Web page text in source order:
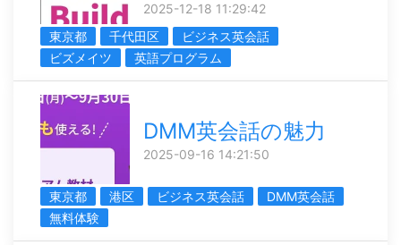
2025-12-18 11:29:42
東京都
千代田区
ビジネス英会話
ビズメイツ
英語プログラム
DMM英会話の魅力
2025-09-16 14:21:50
東京都 港区 ビジネス英会話
DMM英会話
無料体験